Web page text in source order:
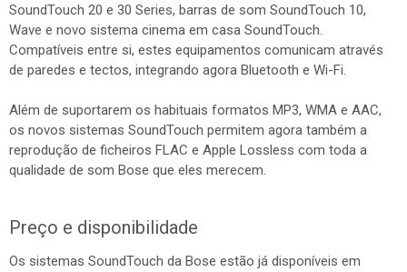
SoundTouch 20 e 30 Series, barras de som SoundTouch 10,
Wave e novo sistema cinema em casa SoundTouch.
Compatíveis entre si, estes equipamentos comunicam através
de paredes e tectos, integrando agora Bluetooth e Wi-Fi.
Além de suportarem os habituais formatos MP3, WMA e AAC,
os novos sistemas SoundTouch permitem agora também a
reprodução de ficheiros FLAC e Apple Lossless com toda a
qualidade de som Bose que eles merecem.
Preço e disponibilidade
Os sistemas SoundTouch da Bose estão já disponíveis em